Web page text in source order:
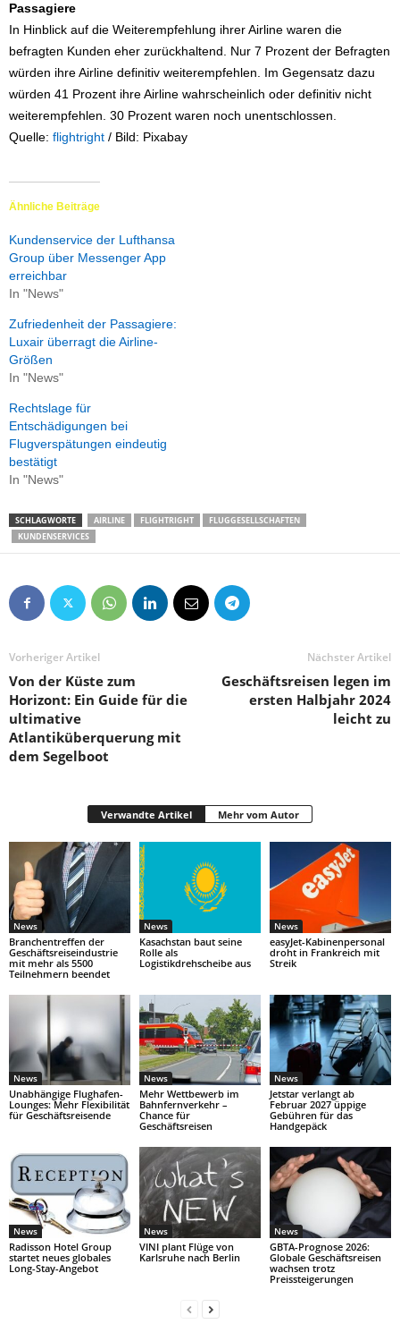
Passagiere
In Hinblick auf die Weiterempfehlung ihrer Airline waren die
befragten Kunden eher zurückhaltend. Nur 7 Prozent der Befragten
würden ihre Airline definitiv weiterempfehlen. Im Gegensatz dazu
würden 41 Prozent ihre Airline wahrscheinlich oder definitiv nicht
weiterempfehlen. 30 Prozent waren noch unentschlossen.
Quelle: flightright / Bild: Pixabay
Ähnliche Beiträge
Kundenservice der Lufthansa
Group über Messenger App
erreichbar
In "News"
Zufriedenheit der Passagiere:
Luxair überragt die Airline-
Größen
In "News"
Rechtslage für
Entschädigungen bei
Flugverspätungen eindeutig
bestätigt
In "News"
SCHLAGWORTE AIRLINE FLIGHTRIGHT
FLUGGESELLSCHAFTEN
KUNDENSERVICES
Vorheriger Artikel
Von der Küste zum
Horizont: Ein Guide für die
ultimative
Atlantiküberquerung mit
dem Segelboot
Nächster Artikel
Geschäftsreisen legen im
ersten Halbjahr 2024
leicht zu
Verwandte Artikel Mehr vom Autor
News
Branchentreffen der
Geschäftsreiseindustrie
mit mehr als 5500
Teilnehmern beendet
News
Kasachstan baut seine
Rolle als
Logistikdrehscheibe aus
News
easyJet-Kabinenpersonal
droht in Frankreich mit
Streik
News
Unabhängige Flughafen-
Lounges: Mehr Flexibilität
für Geschäftsreisende
News
Mehr Wettbewerb im
Bahnfernverkehr –
Chance für
Geschäftsreisen
News
Jetstar verlangt ab
Februar 2027 üppige
Gebühren für das
Handgepäck
News
Radisson Hotel Group
startet neues globales
Long-Stay-Angebot
News
VINI plant Flüge von
Karlsruhe nach Berlin
News
GBTA-Prognose 2026:
Globale Geschäftsreisen
wachsen trotz
Preissteigerungen